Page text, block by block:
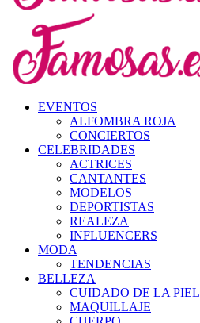
EVENTOS
ALFOMBRA ROJA
CONCIERTOS
CELEBRIDADES
ACTRICES
CANTANTES
MODELOS
DEPORTISTAS
REALEZA
INFLUENCERS
MODA
TENDENCIAS
BELLEZA
CUIDADO DE LA PIEL
MAQUILLAJE